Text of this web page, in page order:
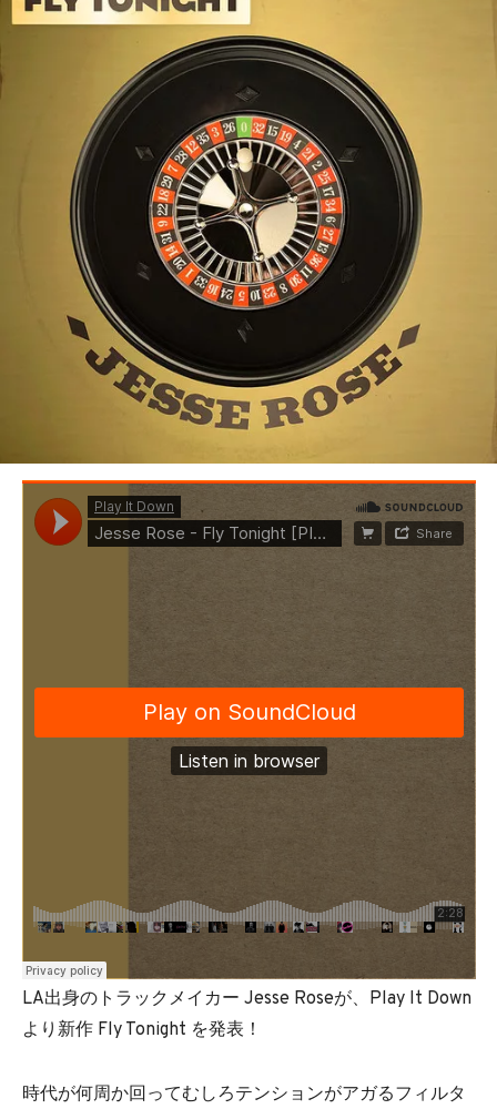
LA出身のトラックメイカー Jesse Roseが、Play It Down
より新作 Fly Tonight を発表！
時代が何周か回ってむしろテンションがアガるフィルタ